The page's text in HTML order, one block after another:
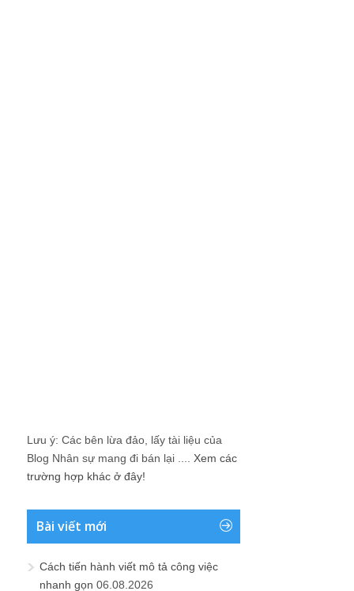
Lưu ý: Các bên lừa đảo, lấy tài liệu của
Blog Nhân sự mang đi bán lại .... Xem các
trường hợp khác ở đây!
Bài viết mới
Cách tiến hành viết mô tả công việc
nhanh gọn 06.08.2026